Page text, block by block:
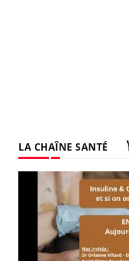
LA CHAÎNE SANTÉ